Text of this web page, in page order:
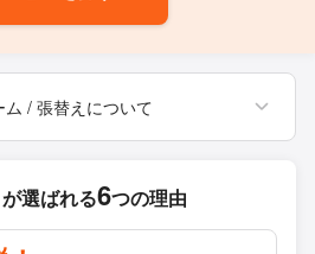
/ 張替えについて
選ばれる6つの理由